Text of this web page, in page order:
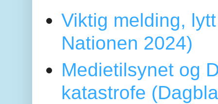
Viktig melding,
Nationen 2024)
Medietilsynet og
katastrofe